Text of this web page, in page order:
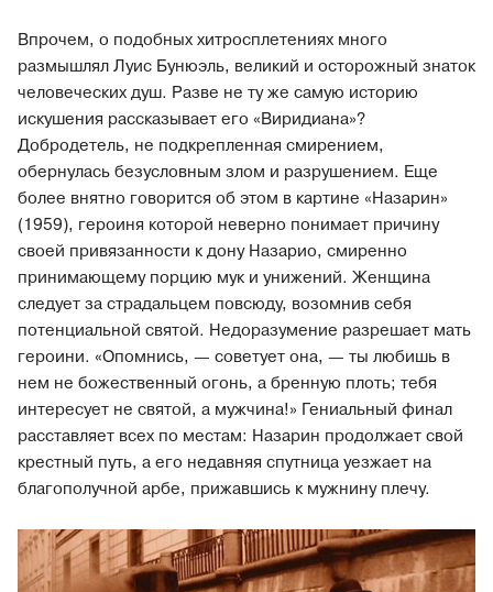
Впрочем, о подобных хитросплетениях много
размышлял Луис Бунюэль, великий и осторожный знаток
человеческих душ. Разве не ту же самую историю
искушения рассказывает его «Виридиана»?
Добродетель, не подкрепленная смирением,
обернулась безусловным злом и разрушением. Еще
более внятно говорится об этом в картине «Назарин»
(1959), героиня которой неверно понимает причину
своей привязанности к дону Назарио, смиренно
принимающему порцию мук и унижений. Женщина
следует за страдальцем повсюду, возомнив себя
потенциальной святой. Недоразумение разрешает мать
героини. «Опомнись, — советует она, — ты любишь в
нем не божественный огонь, а бренную плоть; тебя
интересует не святой, а мужчина!» Гениальный финал
расставляет всех по местам: Назарин продолжает свой
крестный путь, а его недавняя спутница уезжает на
благополучной арбе, прижавшись к мужнину плечу.